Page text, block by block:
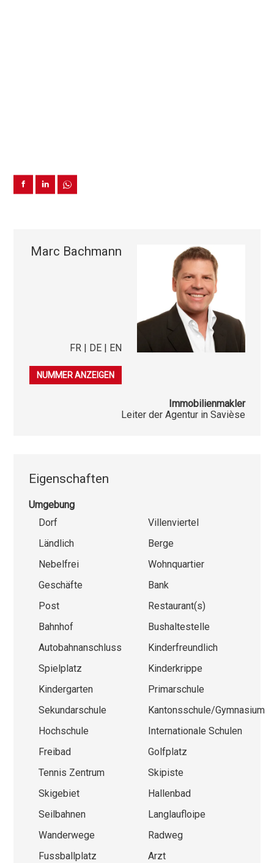
Marc Bachmann
FR | DE | EN
079 253 38 44
NUMMER ANZEIGEN
Immobilienmakler
Leiter der Agentur in Savièse
Eigenschaften
Umgebung
Dorf
Villenviertel
Ländlich
Berge
Nebelfrei
Wohnquartier
Geschäfte
Bank
Post
Restaurant(s)
Bahnhof
Bushaltestelle
Autobahnanschluss
Kinderfreundlich
Spielplatz
Kinderkrippe
Kindergarten
Primarschule
Sekundarschule
Kantonsschule/Gymnasium
Hochschule
Internationale Schulen
Freibad
Golfplatz
Tennis Zentrum
Skipiste
Skigebiet
Hallenbad
Seilbahnen
Langlaufloipe
Wanderwege
Radweg
Fussballplatz
Arzt